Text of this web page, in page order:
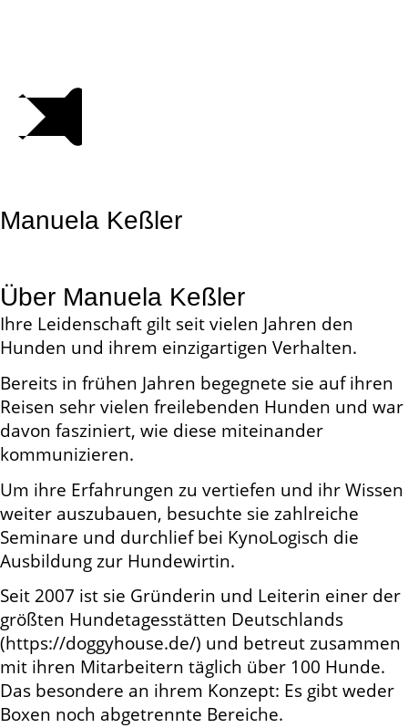
Manuela Keßler
Über Manuela Keßler
Ihre Leidenschaft gilt seit vielen Jahren den
Hunden und ihrem einzigartigen Verhalten.
Bereits in frühen Jahren begegnete sie auf ihren
Reisen sehr vielen freilebenden Hunden und war
davon fasziniert, wie diese miteinander
kommunizieren.
Um ihre Erfahrungen zu vertiefen und ihr Wissen
weiter auszubauen, besuchte sie zahlreiche
Seminare und durchlief bei KynoLogisch die
Ausbildung zur Hundewirtin.
Seit 2007 ist sie Gründerin und Leiterin einer der
größten Hundetagesstätten Deutschlands
(https://doggyhouse.de/) und betreut zusammen
mit ihren Mitarbeitern täglich über 100 Hunde.
Das besondere an ihrem Konzept: Es gibt weder
Boxen noch abgetrennte Bereiche.